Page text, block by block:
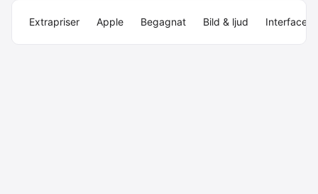
Extrapriser Apple Begagnat Bild & ljud Interface